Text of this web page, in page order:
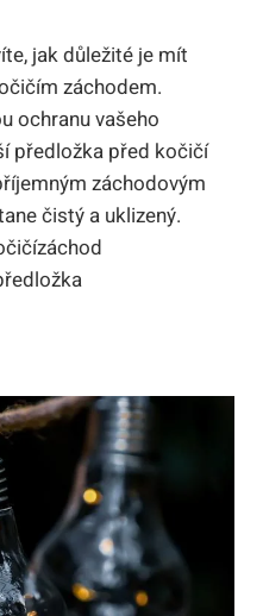
jak důležité je mít
záchodem.
ochranu vašeho
předložka před kočičí
záchodovým
čistý a uklizený.